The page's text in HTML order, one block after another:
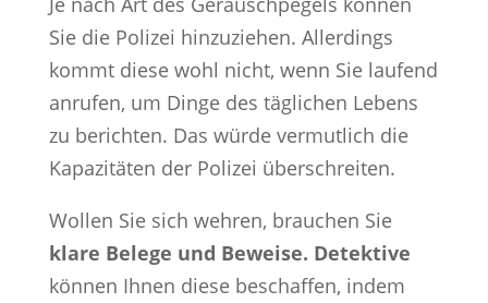
Sie die Polizei hinzuziehen. Allerdings
kommt diese wohl nicht, wenn Sie laufend
anrufen, um Dinge des täglichen Lebens
zu berichten. Das würde vermutlich die
Kapazitäten der Polizei überschreiten.
Wollen Sie sich wehren, brauchen Sie
klare Belege und Beweise. Detektive
können Ihnen diese beschaffen, indem